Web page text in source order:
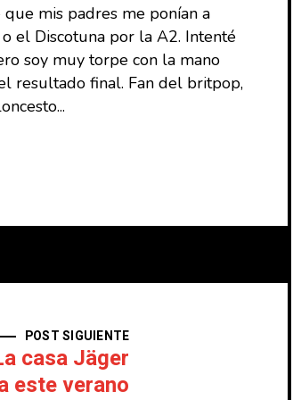
mis padres me ponían a
el Discotuna por la A2. Intenté
soy muy torpe con la mano
resultado final. Fan del britpop,
POST SIGUIENTE
casa Jäger
este verano